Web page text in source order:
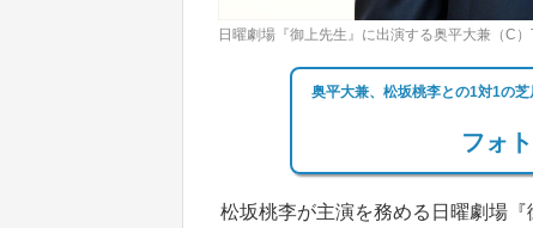
日曜劇場『御上先生』に出演する奥平大兼（C
奥平大兼、松坂桃李との1対1の
フォ
松坂桃李が主演を務める日曜劇場『